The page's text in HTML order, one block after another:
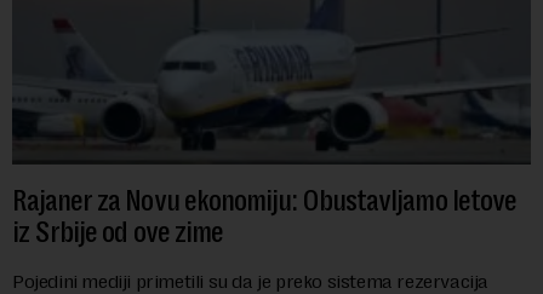
Rajaner za Novu ekonomiju: Obustavljamo letove
iz Srbije od ove zime
Pojedini mediji primetili su da je preko sistema rezervacija